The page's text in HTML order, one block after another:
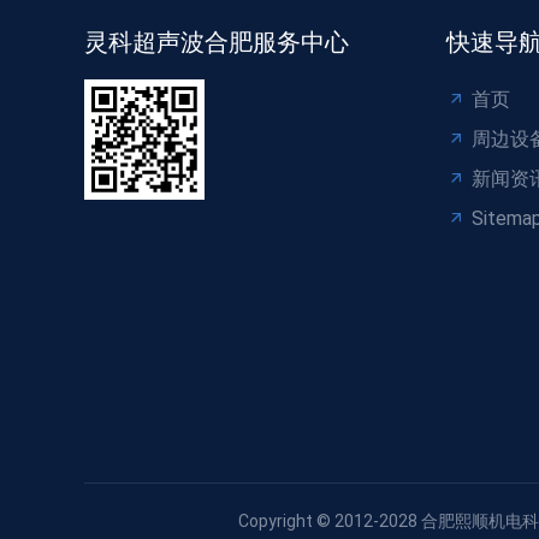
灵科超声波合肥服务中心 快速导
首页
周边设
新闻资
Copyright © 2012-2028 合肥熙顺机电